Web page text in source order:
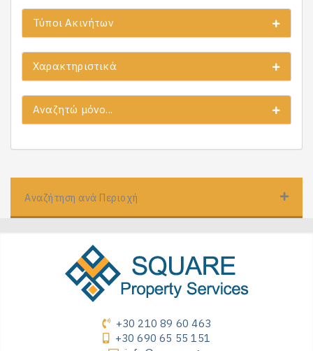
Τύποι Ακινήτων
Χαρακτηριστικά
Αναζητώ μόνο...
Αναζήτηση ανά Περιοχή
+30 210 89 60 463
+30 690 65 55 151